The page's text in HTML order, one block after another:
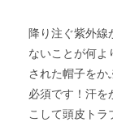
降り注ぐ紫外
ないことが何よ
された帽子を
必須です！汗を
こして頭皮トラ